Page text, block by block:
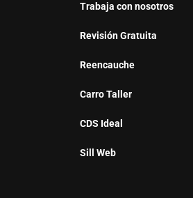
Trabaja con nosotros
Revisión Gratuita
Reencauche
Carro Taller
CDS Ideal
Sill Web